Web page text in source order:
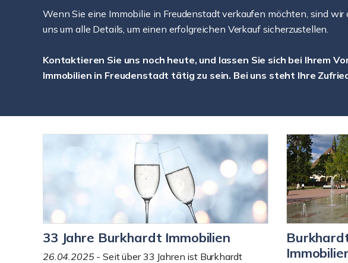
Wenn Sie eine Immobilie in Freudenstadt verkaufen möchten, sind
uns um alle Details, um einen erfolgreichen Verkauf sicherzustellen.
Kontaktieren Sie uns noch heute, und lassen Sie sich bei Ihrem
Immobilien in Freudenstadt tätig zu sein. Bei uns steht Ihre
33 Jahre Burkhardt Immobilien
26.04.2025- Seit über 33 Jahren ist Burkhardt